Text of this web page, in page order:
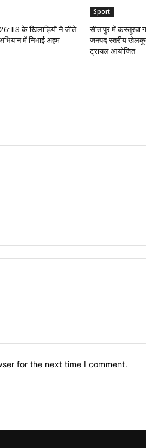
IIS के खिलाड़ियों ने जीते
में निभाई अहम
Sport
सीतापुर में कस्तूरबा
जनपद स्तरीय
ट्रायल आयोजित
for the next time I comment.